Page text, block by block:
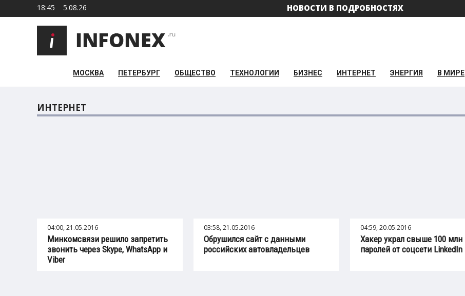
18:45 5.08.26 НОВОСТИ В ПОДРОБНОСТЯХ
МОСКВА ПЕТЕРБУРГ ОБЩЕСТВО ТЕХНОЛОГИИ БИЗНЕС ИНТЕРНЕТ ЭНЕРГИЯ В МИРЕ
ИНТЕРНЕТ
04:00, 21.05.2016
Минкомсвязи решило запретить
звонить через Skype, WhatsApp и
Viber
03:58, 21.05.2016
Обрушился сайт с данными
российских автовладельцев
04:59, 20.05.2016
Хакер украл свыше 100 млн
паролей от соцсети LinkedIn